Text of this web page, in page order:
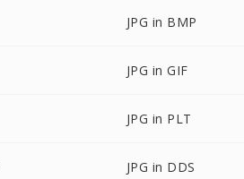
JPG in BMP
JPG in GIF
JPG in PLT
JPG in DDS